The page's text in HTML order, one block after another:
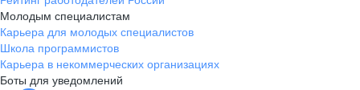
Молодым специалистам
Карьера для молодых специалистов
Школа программистов
Карьера в некоммерческих организациях
Боты для уведомлений